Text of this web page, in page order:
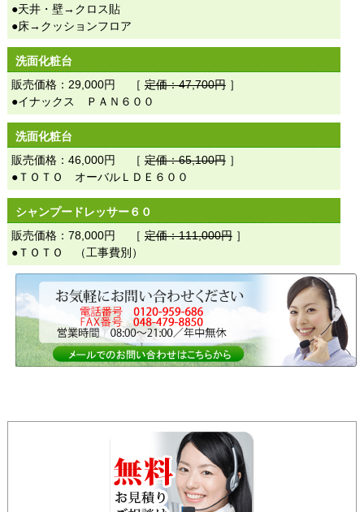
●天井・壁→クロス貼
●床→クッションフロア
洗面化粧台
販売価格：29,000円 ［定価：47,700円］
●イナックス ＰＡＮ６００
洗面化粧台
販売価格：46,000円 ［定価：65,100円］
●ＴＯＴＯ オーバルＬＤＥ６００
シャンプードレッサー６０
販売価格：78,000円 ［定価：111,000円］
●ＴＯＴＯ （工事費別）